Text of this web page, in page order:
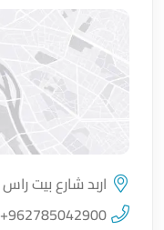
اضغط لتحميل الموقع
اربد شارع بيت راس
+962785042900